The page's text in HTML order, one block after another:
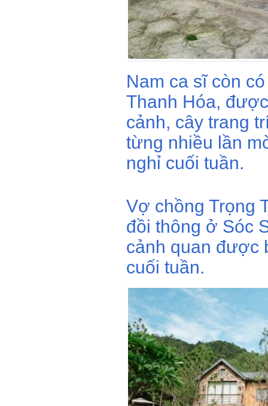
Nam ca sĩ còn
Thanh Hóa,
cảnh, cây trang
từng nhiều lần
nghỉ cuối tuần.